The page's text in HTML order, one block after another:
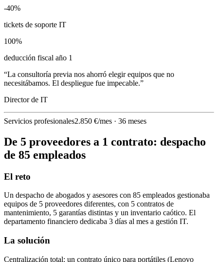
-40%
tickets de soporte IT
100%
deducción fiscal año 1
“La consultoría previa nos ahorró elegir equipos que no
necesitábamos. El despliegue fue impecable.”
Director de IT
Servicios profesionales2.850 €/mes · 36 meses
De 5 proveedores a 1 contrato: despacho
de 85 empleados
El reto
Un despacho de abogados y asesores con 85 empleados gestionaba
equipos de 5 proveedores diferentes, con 5 contratos de
mantenimiento, 5 garantías distintas y un inventario caótico. El
departamento financiero dedicaba 3 días al mes a gestión IT.
La solución
Centralización total: un contrato único para portátiles (Lenovo